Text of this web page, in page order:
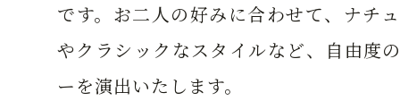
です。お二人の好みに合わせて、ナチ
やクラシックなスタイルなど、自由度
ーを演出いたします。